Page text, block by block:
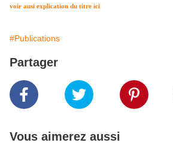
voir ausi explication du titre ici
#Publications
Partager
Vous aimerez aussi